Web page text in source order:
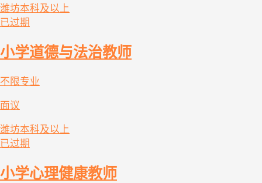
潍坊本科及以上
已过期
小学道德与法治教师
不限专业
面议
潍坊本科及以上
已过期
小学心理健康教师